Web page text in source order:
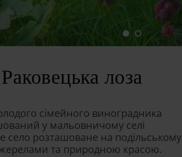
Раковецька лоза
сімейного виноградника
у мальовничому селі
село розташоване на подільському
та природною красою.